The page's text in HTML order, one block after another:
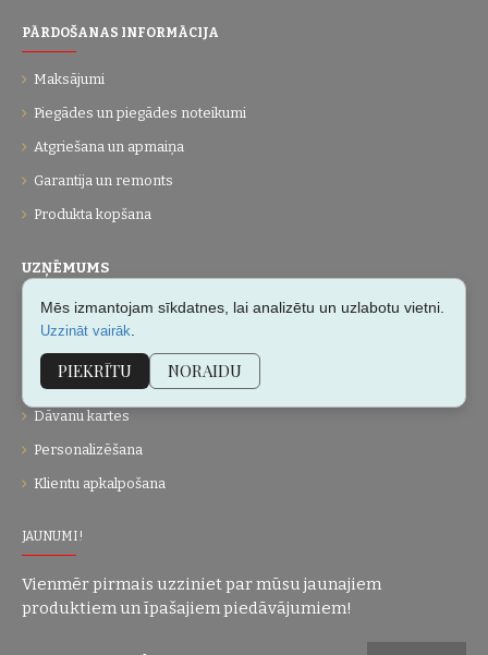
PĀRDOŠANAS INFORMĀCIJA
Maksājumi
Piegādes un piegādes noteikumi
Atgriešana un apmaiņa
Garantija un remonts
Produkta kopšana
UZŅĒMUMS
Par mums
Vietnes karte
Dāvanu kartes
Personalizēšana
Klientu apkalpošana
JAUNUMI!
Vienmēr pirmais uzziniet par mūsu jaunajiem
produktiem un īpašajiem piedāvājumiem!
Mēs izmantojam sīkdatnes, lai analizētu un uzlabotu vietni.
Uzzināt vairāk
PIEKRĪTU NORAIDU